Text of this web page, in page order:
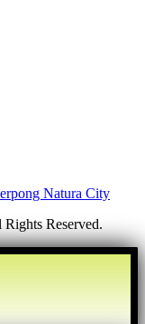
Natura City
Reserved.